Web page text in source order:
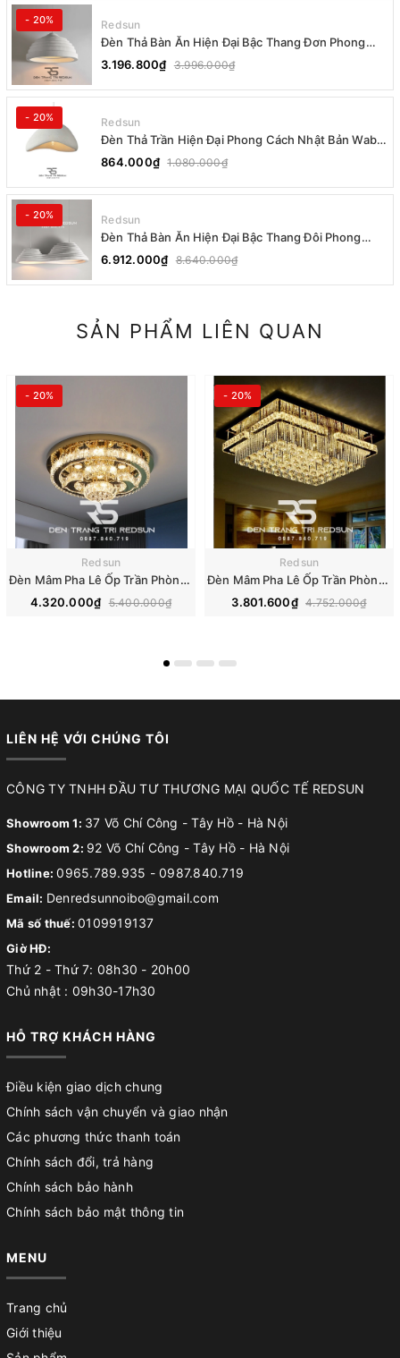
- 20% Redsun
Đèn Thả Bàn Ăn Hiện Đại Bậc Thang Đơn Phong
Cách Nhật Bản Wabi-sabi DC-T078B
3.196.800₫ 3.996.000₫
- 20% Redsun
Đèn Thả Trần Hiện Đại Phong Cách Nhật Bản Wabi-
sabi CDT-T036 Dáng A
864.000₫ 1.080.000₫
- 20% Redsun
Đèn Thả Bàn Ăn Hiện Đại Bậc Thang Đôi Phong
Cách Nhật Bản Wabi-sabi DC-T078A
6.912.000₫ 8.640.000₫
SẢN PHẨM LIÊN QUAN
- 20%
Redsun
Đèn Mâm Pha Lê Ốp Trần Phòng Khách Hiện Đại M9210
4.320.000₫ 5.400.000₫
- 20%
Redsun
Đèn Mâm Pha Lê Ốp Trần Phòng Khách Hiện Đại M9196
3.801.600₫ 4.752.000₫
LIÊN HỆ VỚI CHÚNG TÔI
CÔNG TY TNHH ĐẦU TƯ THƯƠNG MẠI QUỐC TẾ REDSUN
Showroom 1: 37 Võ Chí Công - Tây Hồ - Hà Nội
Showroom 2: 92 Võ Chí Công - Tây Hồ - Hà Nội
Hotline:0965.789.935 - 0987.840.719
Email: Denredsunnoibo@gmail.com
Mã số thuế: 0109919137
Giờ HĐ:
Thứ 2 - Thứ 7: 08h30 - 20h00
Chủ nhật : 09h30-17h30
HỖ TRỢ KHÁCH HÀNG
Điều kiện giao dịch chung
Chính sách vận chuyển và giao nhận
Các phương thức thanh toán
Chính sách đổi, trả hàng
Chính sách bảo hành
Chính sách bảo mật thông tin
MENU
Trang chủ
Giới thiệu